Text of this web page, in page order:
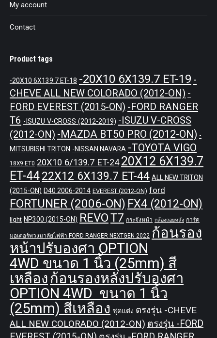
My account
Contact
Product tags
-20X10 6X139.7 ET-18 -20X10 6X139.7 ET-19 -
CHEVE ALL NEW COLORADO (2012-ON) -
FORD EVEREST (2015-ON) -FORD RANGER
T6 -ISUZU V-CROSS (2012-2019) -ISUZU V-CROSS
(2012-ON) -MAZDA BT50 PRO (2012-ON) -
MITSUBISHI TRITON -NISSAN NAVARA -TOYOTA VIGO
18X9 ET0 20X10 6/139.7 ET-24 20X12 6X139.7
ET-4422X12 6X139.7 ET-44 ALL NEW TRITON
(2015-ON) D40 2006-2014 EVEREST (2012-ON) ford
FORTUNER (2006-ON) FX4 (2012-ON)
light NP300 (2015-ON) REVOT7 กระจังหน้า กล้องถอยหลัง การ์ด
มอเตอร์พวงมาลัยไฟฟ้า FORD RANGER NEXTGEN 2022 ก้อนรอง
หน้าปรับองศา OPTION
4WD ขนาด 1 นิ้ว (25mm) สี
เหลือง ก้อนรองหลังปรับองศา
OPTION 4WD ขนาด 1 นิ้ว
(25mm) สีเหลือง ชุดแต่ง ตรงรุ่น -CHEVE
ALL NEW COLORADO (2012-ON) ตรงรุ่น -FORD